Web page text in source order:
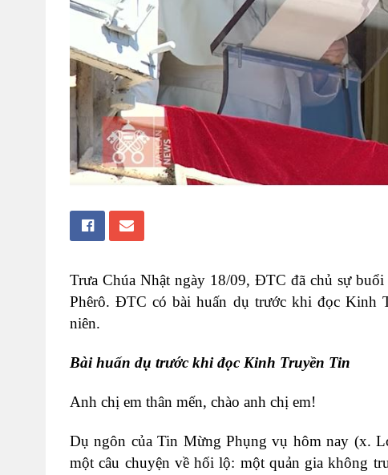
Trưa Chúa Nhật ngày 18/09, ĐTC đã chủ sự
Phêrô. ĐTC có bài huấn dụ trước khi đọc Kinh
niên.
Bài huấn dụ trước khi đọc Kinh Truyền Tin
Anh chị em thân mến, chào anh chị em!
Dụ ngôn của Tin Mừng Phụng vụ hôm nay (x.
một câu chuyện về hối lộ: một quản gia không